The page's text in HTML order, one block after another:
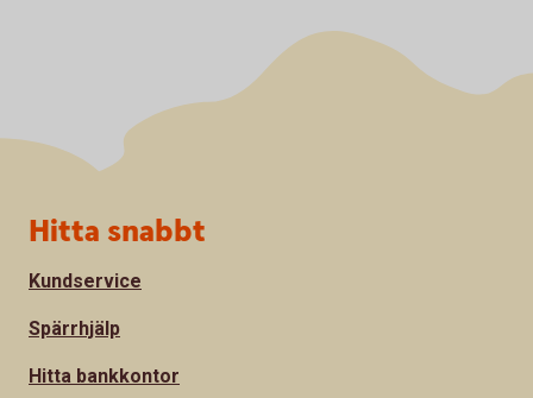
Sidfot
Hitta snabbt
Kundservice
Spärrhjälp
Hitta bankkontor